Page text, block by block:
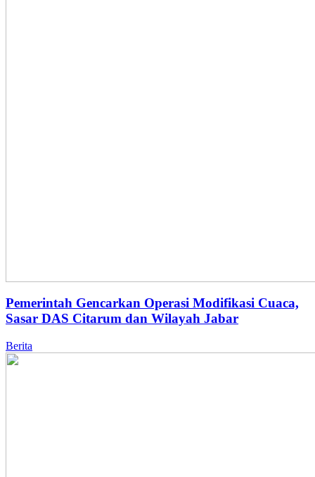
Pemerintah Gencarkan Operasi Modifikasi Cuaca,
Sasar DAS Citarum dan Wilayah Jabar
Berita